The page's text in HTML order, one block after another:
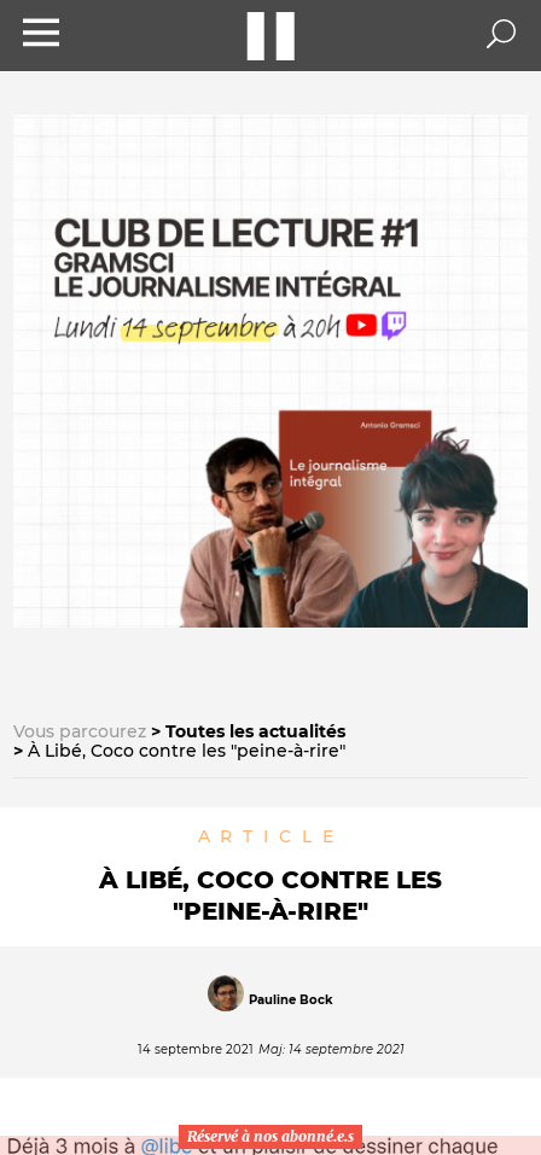
Vous parcourez
Toutes les actualités
À Libé, Coco contre les "peine-à-rire"
ARTICLE
À LIBÉ, COCO CONTRE LES
"PEINE-À-RIRE"
Pauline Bock
14 septembre 2021 Maj: 14 septembre 2021
Réservé à nos abonné.e.s